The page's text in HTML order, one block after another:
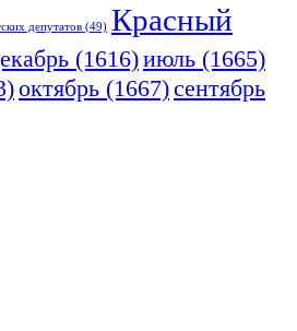
депутатов (49) Красный
(1616)июль (1665)
октябрь (1667)сентябрь